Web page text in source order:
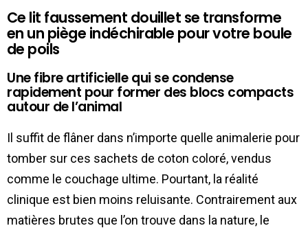
Ce lit faussement douillet se transforme
en un piège indéchirable pour votre boule
de poils
Une fibre artificielle qui se condense
rapidement pour former des blocs compacts
autour de l’animal
Il suffit de flâner dans n’importe quelle animalerie pour
tomber sur ces sachets de coton coloré, vendus
comme le couchage ultime. Pourtant, la réalité
clinique est bien moins reluisante. Contrairement aux
matières brutes que l’on trouve dans la nature, le